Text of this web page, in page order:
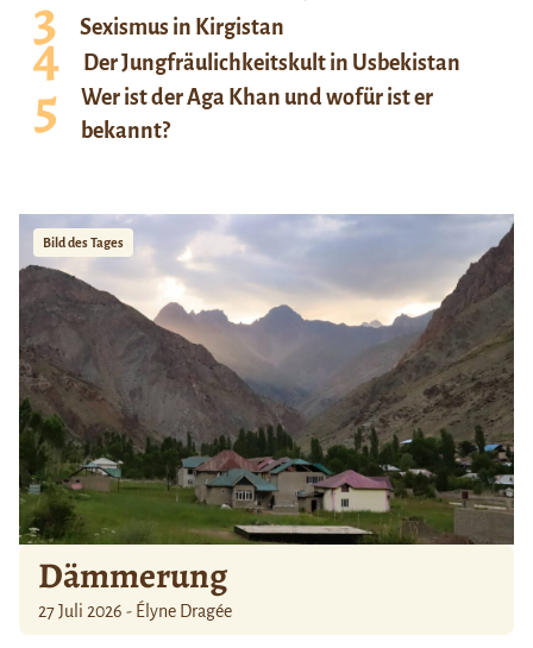
Sexismus in Kirgistan
Der Jungfräulichkeitskult in Usbekistan
Wer ist der Aga Khan und wofür ist er
bekannt?
Bild des Tages
Dämmerung
27 Juli 2026 - Élyne Dragée